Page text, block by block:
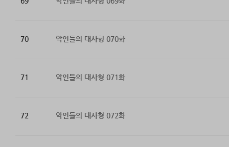
70 악인들의 대사형 070화
71 악인들의 대사형 071화
72 악인들의 대사형 072화